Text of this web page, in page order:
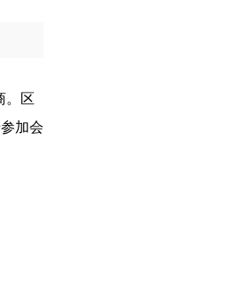
。区
加会